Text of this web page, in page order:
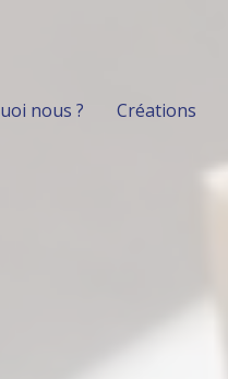
nous ? Créations